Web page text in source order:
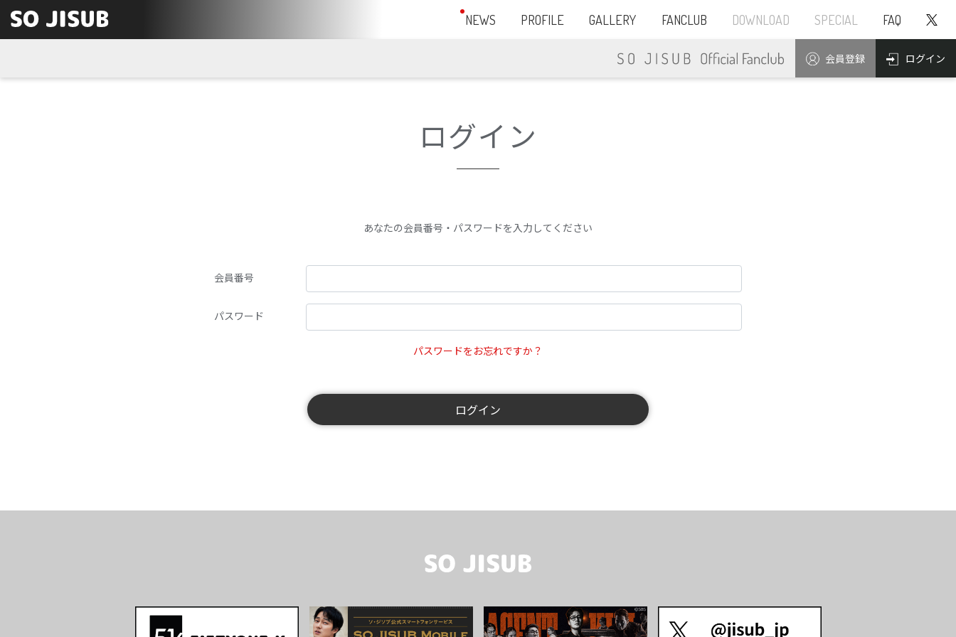
NEWS PROFILE GALLERY FANCLUB DOWNLOAD SPECIAL FAQ
会員登録 ログイン
ログイン
あなたの会員番号・パスワードを入力してください
会員番号
パスワード
パスワードをお忘れですか？
ログイン